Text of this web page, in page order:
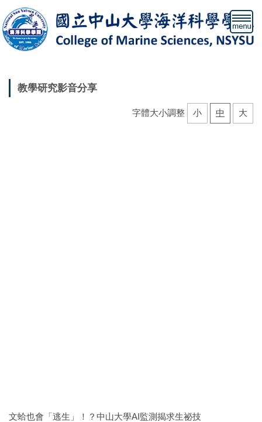
跳
到
主
要
教學研究影音分享
字體大小調整 小 中 大
文蛤也會「逃生」！？中山大學AI監測揭求生祕技